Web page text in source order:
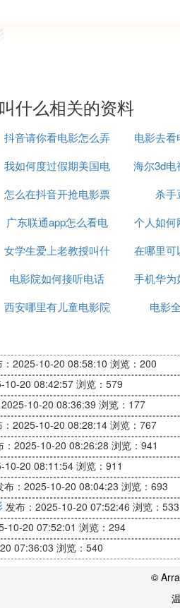
国南方地区发生低温雨雪冰
区发生了历史罕见的低温雨
堵在路上两天一夜。
了一片冰雪世界。虽然大批
一棵大树被冰雪压倒，从前
响成一片。深山老林里，幸
去求援十分困难。大学生伍
了网民的求救电话，当地公
挂在木屋瞭望台上的红风衣
了为新生命祝福的庆生歌。
字
传局、广州市公安局和博纳
奖、金鸡奖的著名编剧苏小
的冰雪灾害，导致数十万
小列执导，郭家铭、冯远征
州春运，旅客们在火车站经历
干警用自己的身体组成人墙，
什么相关的资料
抖音请你看电影怎么弄
电影去看
我如何度过假期美国电
影
海尔3d电
怎么在抖音开抢电影票 杀手
广东联通app怎么看电
影
个人如何
女学生爱上老教授叫什
么电影
在哪里可
电影院如何接听电话 手机华为
西安哪里有儿童电影院 电影
：2025-10-20 08:58:10 浏览：200
10-20 08:42:57 浏览：579
10-20 08:36:39 浏览：177
：2025-10-20 08:28:14 浏览：767
：2025-10-20 08:26:28 浏览：941
10-20 08:11:54 浏览：911
布：2025-10-20 08:04:23 浏览：693
发布：2025-10-20 07:52:46 浏览：533
10-20 07:52:01 浏览：294
07:36:03 浏览：540
©